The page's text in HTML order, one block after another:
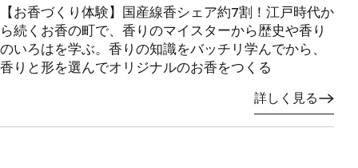
【お香づくり体験】国産線香シェア約7割！江戸時代か
ら続くお香の町で、香りのマイスターから歴史や香り
のいろはを学ぶ。香りの知識をバッチリ学んでから、
香りと形を選んでオリジナルのお香をつくる
詳しく見る